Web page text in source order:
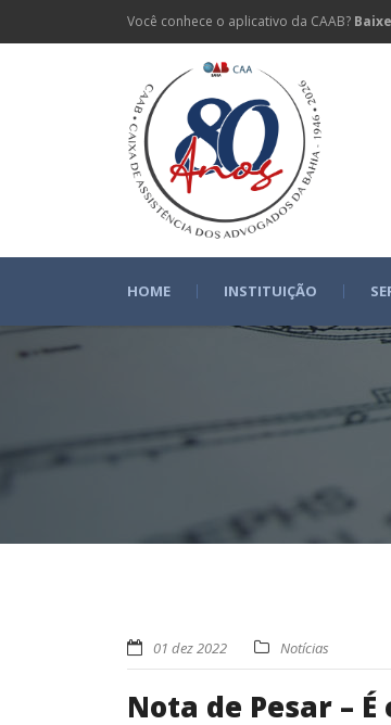
Você conhece o aplicativo da CAAB?
HOME INSTITUIÇÃO
01 dez 2022 Notícias
Nota de Pesar –